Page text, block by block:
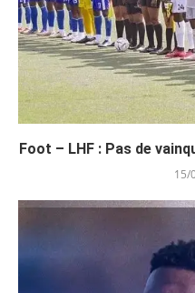
Foot – LHF : Pas de
15/